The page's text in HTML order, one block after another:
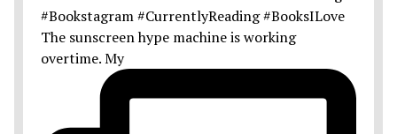
The sunscreen hype machine is working
overtime. My